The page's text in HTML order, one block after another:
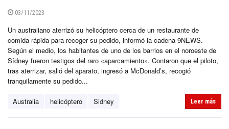
03/11/2023
Un australiano aterrizó su helicóptero cerca de un restaurante de
comida rápida para recoger su pedido, informó la cadena 9NEWS.
Según el medio, los habitantes de uno de los barrios en el noroeste de
Sídney fueron testigos del raro «aparcamiento». Contaron que el piloto,
tras aterrizar, salió del aparato, ingresó a McDonald’s, recogió
tranquilamente su pedido...
Australia helicóptero Sidney Leer más